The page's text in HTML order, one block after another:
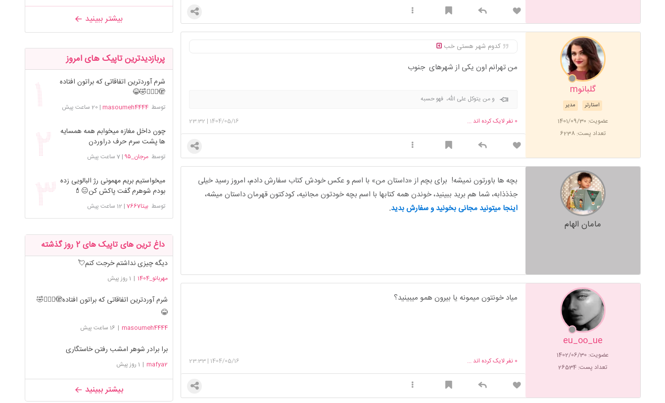
گلبانوm
مدیر استارتر
عضویت: 1401/09/30
تعداد پست: 6238
کدوم شهر هستی خب
من تهرانم اون یکی از شهرهای جنوب
و من یتوکل علی الله، فهو حسبه
1404/05/16
|
23:32 0 نفر لایک کرده اند ...
مامان الهام
بچه ها باورتون نمیشه! برای بچم از «داستان من» با اسم و عکس خودش کتاب سفارش دادم، امروز رسید خیلی
جذذذابه، شما هم برید ببینید،خوندن همه کتابها با اسم بچه خودتون مجانیه، کودکتون قهرمان داستان میشه،
اینجا میتونید مجانی بخونید و سفارش بدید.
eu_oo_ue
عضویت: 1402/06/30
تعداد پست: 26534
میاد خونتون میمونه یا بیرون همو میبینید؟
1404/05/16
|
23:33 0 نفر لایک کرده اند ...
بیشتر ببینید
پربازدیدترین تاپیک های امروز
شرم آوردترین اتفاقاتی که براتون افتاده
🫣🤦🏻‍♀️🤣😂
توسطmasoumeh4444
| 20 ساعت پیش
چون داخل مغازه میخوابم همه همسایه
ها پشت سرم حرف دراوردن
توسطمرجان_۹۵ |7 ساعت پیش
میخواستیم بریم مهمونی رژ البالویی زده
بودم شوهرم گفت پاکش کن😑💄
توسطبیتا7667 | 12 ساعت پیش
داغ ترین های تاپیک های 2 روز گذشته
دیگه چیزی نداشتم خرجت کنم💘
مهربانو_1404 | 1 روز پیش
شرم آوردترین اتفاقاتی که براتون افتاده🫣🤦🏻‍♀️🤣
😂
masoumeh4444
| 16 ساعت پیش
برا برادر شوهر امشب رفتن خاستگاری
mafya2
| 1 روز پیش
بیشتر ببینید